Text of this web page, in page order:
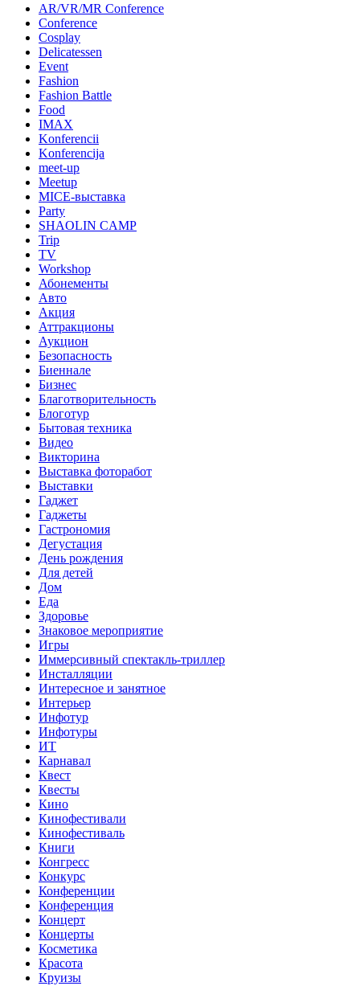
AR/VR/MR Conference
Conference
Cosplay
Delicatessen
Event
Fashion
Fashion Battle
Food
IMAX
Konferencii
Konferencija
meet-up
Meetup
MICE-выставка
Party
SHAOLIN CAMP
Trip
TV
Workshop
Абонементы
Авто
Акция
Аттракционы
Аукцион
Безопасность
Биеннале
Бизнес
Благотворительность
Блоготур
Бытовая техника
Видео
Викторина
Выставка фоторабот
Выставки
Гаджет
Гаджеты
Гастрономия
Дегустация
День рождения
Для детей
Дом
Еда
Здоровье
Знаковое мероприятие
Игры
Иммерсивный спектакль-триллер
Инсталляции
Интересное и занятное
Интерьер
Инфотур
Инфотуры
ИТ
Карнавал
Квест
Квесты
Кино
Кинофестивали
Кинофестиваль
Книги
Конгресс
Конкурс
Конференции
Конференция
Концерт
Концерты
Косметика
Красота
Круизы